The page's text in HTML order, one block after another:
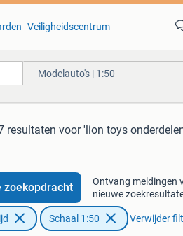
Veiligheidscentrum
Modelauto's | 1:50
resultaten voor 'lion toys
zoekopdracht
Ontvang meldingen
nieuwe
Schaal 1:50 Verwijder